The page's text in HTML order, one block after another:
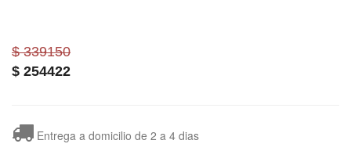
$ 339150
$ 254422
Entrega a domicilio de 2 a 4 dias